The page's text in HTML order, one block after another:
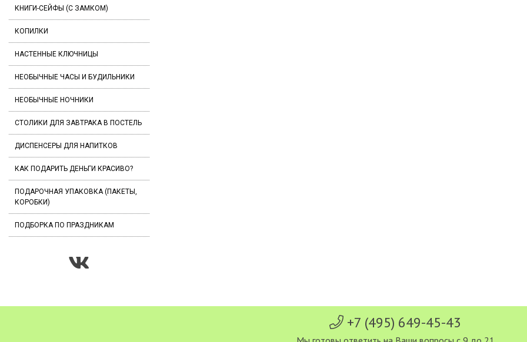
КНИГИ-СЕЙФЫ (С ЗАМКОМ)
КОПИЛКИ
НАСТЕННЫЕ КЛЮЧНИЦЫ
НЕОБЫЧНЫЕ ЧАСЫ И БУДИЛЬНИКИ
НЕОБЫЧНЫЕ НОЧНИКИ
СТОЛИКИ ДЛЯ ЗАВТРАКА В ПОСТЕЛЬ
ДИСПЕНСЕРЫ ДЛЯ НАПИТКОВ
КАК ПОДАРИТЬ ДЕНЬГИ КРАСИВО?
ПОДАРОЧНАЯ УПАКОВКА (ПАКЕТЫ,
КОРОБКИ)
ПОДБОРКА ПО ПРАЗДНИКАМ
+7 (495) 649-45-43